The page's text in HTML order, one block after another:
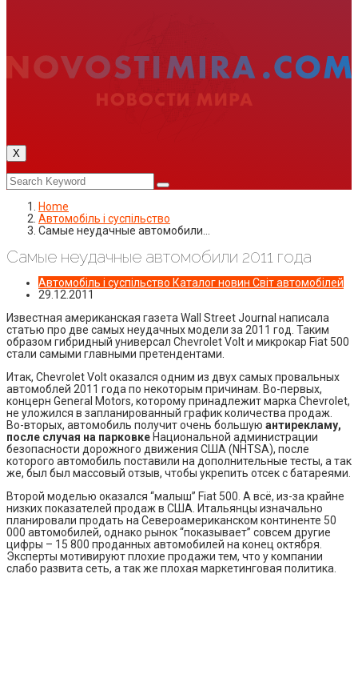
X
Home
Автомобіль і суспільство
Самые неудачные автомобили…
Самые неудачные автомобили 2011 года
Автомобіль і суспільство Каталог новин Світ автомобілей
29.12.2011
Известная американская газета Wall Street Journal написала
статью про две самых неудачных модели за 2011 год. Таким
образом гибридный универсал Chevrolet Volt и микрокар Fiat 500
стали самыми главными претендентами.
Итак, Chevrolet Volt оказался одним из двух самых провальных
автомоблей 2011 года по некоторым причинам. Во-первых,
концерн General Motors, которому принадлежит марка Chevrolet,
не уложился в запланированный график количества продаж.
Во-вторых, автомобиль получит очень большую антирекламу,
после случая на парковкеНациональной администрации
безопасности дорожного движения США (NHTSA), после
которого автомобиль поставили на дополнительные тесты, а так
же, был был массовый отзыв, чтобы укрепить отсек с батареями.
Второй моделью оказался “малыш” Fiat 500. А всё, из-за крайне
низких показателей продаж в США. Итальянцы изначально
планировали продать на Североамериканском континенте 50
000 автомобилей, однако рынок “показывает” совсем другие
цифры – 15 800 проданных автомобилей на конец октября.
Эксперты мотивируют плохие продажи тем, что у компании
слабо развита сеть, а так же плохая маркетинговая политика.